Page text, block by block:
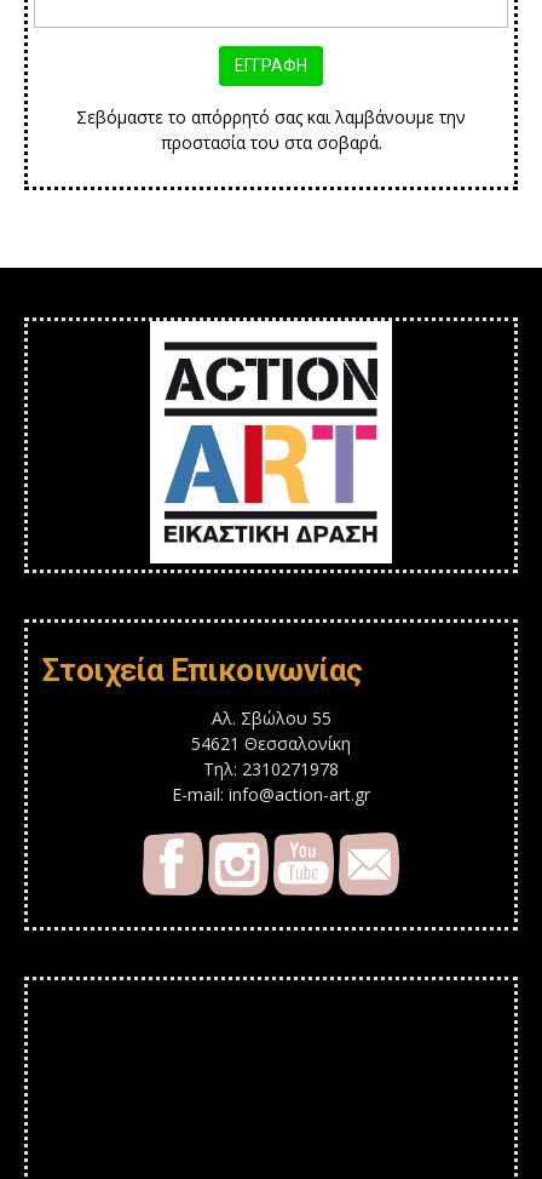
Σεβόμαστε το απόρρητό σας και λαμβάνουμε την
προστασία του στα σοβαρά.
Στοιχεία Επικοινωνίας
Αλ. Σβώλου 55
54621 Θεσσαλονίκη
Τηλ: 2310271978
E-mail: info@action-art.gr